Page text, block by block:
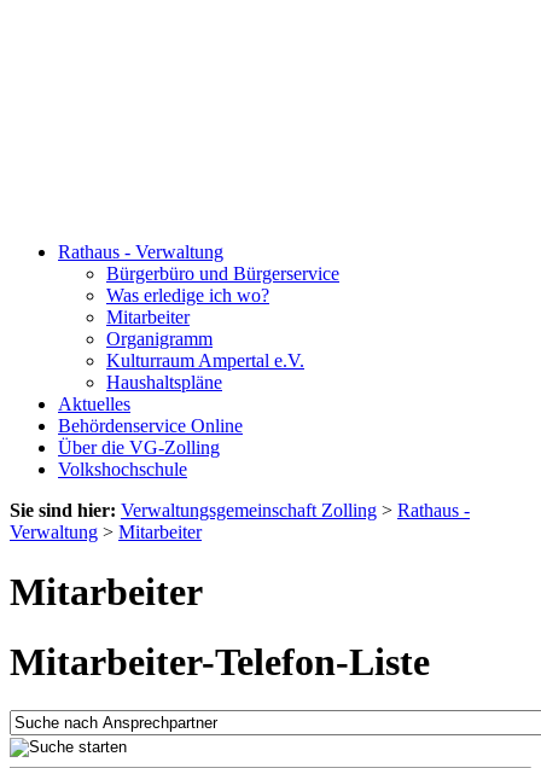
Rathaus - Verwaltung
Bürgerbüro und Bürgerservice
Was erledige ich wo?
Mitarbeiter
Organigramm
Kulturraum Ampertal e.V.
Haushaltspläne
Aktuelles
Behördenservice Online
Über die VG-Zolling
Volkshochschule
Sie sind hier: Verwaltungsgemeinschaft Zolling > Rathaus -
Verwaltung > Mitarbeiter
Mitarbeiter
Mitarbeiter-Telefon-Liste